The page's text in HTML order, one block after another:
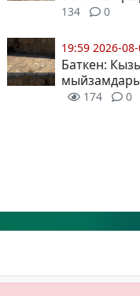
134 0
19:59 2026-
Баткен:
174 0